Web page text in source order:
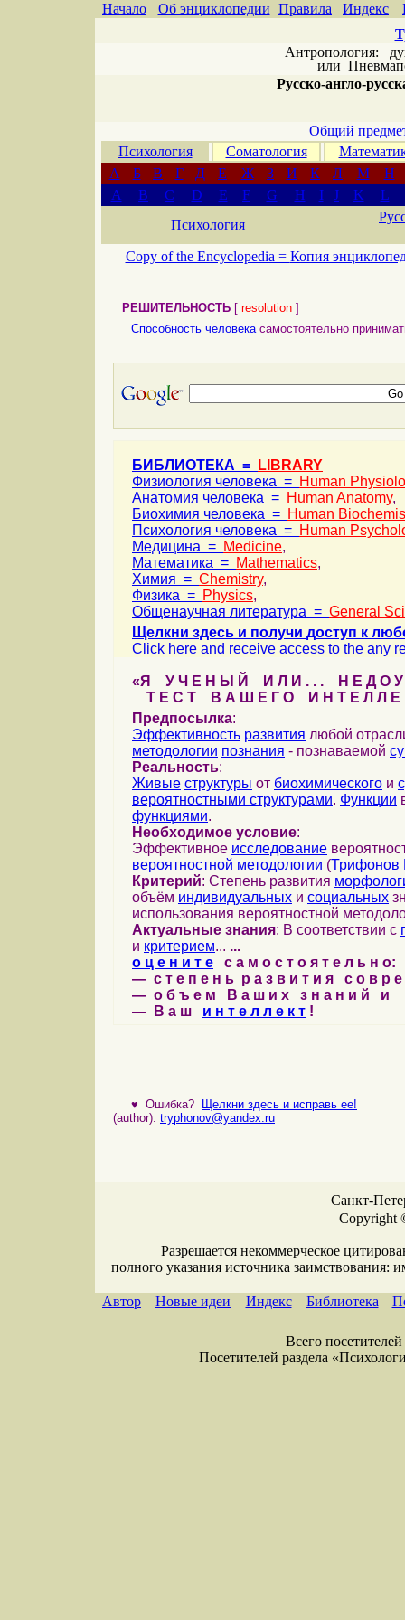
Начало Об энциклопедии Правила Индекс
Антропология:
или
Русско-англо-
Общий
Психология
Соматология
А
Б В Г Д Е Ж З И К Л М
Н
A
B C D E F G H I J K
L
Психология
Copy of the Encyclopedia = Копия
РЕШИТЕЛЬНОСТЬ [ resolution ]
Способность человекасамостоятельно
БИБЛИОТЕКА =
LIBRARY
Физиология человека = Human
Анатомия человека = Human Anatomy,
Биохимия человека = Human
Психология человека = Human
Медицина = Medicine,
Математика = Mathematics,
Химия = Chemistry,
Физика = Physics,
Общенаучная литература = General
Щелкни здесь и получи доступ к
Click here and receive access to the any
«Я У Ч Е Н Ы Й И Л И . . . Н Е Д О У
Т Е С Т В А Ш Е Г О И Н Т Е Л Л Е
Предпосылка:
Эффективность развития любой
методологии познания - познаваемой
Реальность:
Живые структуры от биохимического и
вероятностными структурами. Функции
функциями.
Необходимое условие:
Эффективное исследование
вероятностной методологии (Трифонов
Критерий: Степень развития
объём индивидуальных и социальных
использования вероятностной
Актуальные знания: В соответствии с
и критерием... ...
о ц е н и т е с а м о с т о я т е л ь н о:
— с т е п е н ь р а з в и т и я с о в р
— о б ъ е м В а ш и х з н а н и й и
— В а ш и н т е л л е к т !
♥ Ошибка?
Щелкни здесь и исправь ее!
(author): tryphonov@yandex.ru
Санкт-
Copyright
Разрешается некоммерческое
полного указания источника заимствования:
Автор Новые идеи Индекс Библиотека
Всего
Посетителей раздела